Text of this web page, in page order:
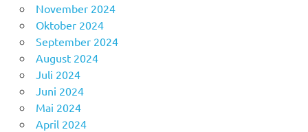
November 2024
Oktober 2024
September 2024
August 2024
Juli 2024
Juni 2024
Mai 2024
April 2024